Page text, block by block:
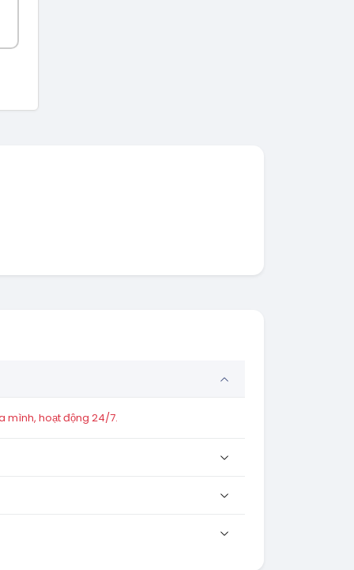
mình, hoạt động 24/7.